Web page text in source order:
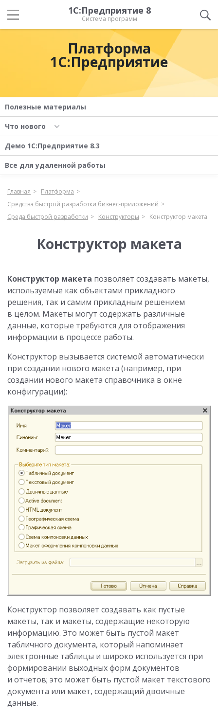
1С:Предприятие 8
Система программ
Платформа
1С:Предприятие
Полезные материалы
Что нового
Демо 1С:Предприятие 8.3
Все для удаленной работы
Главная
Платформа
Средства быстрой разработки бизнес-приложений
Среда быстрой разработки
Конструкторы Конструктор макета
Конструктор макета
Конструктор макета позволяет создавать макеты,
используемые как объектами прикладного
решения, так и самим прикладным решением
в целом. Макеты могут содержать различные
данные, которые требуются для отображения
информации в процессе работы.
Конструктор вызывается системой автоматически
при создании нового макета (например, при
создании нового макета справочника в окне
конфигурации):
Конструктор позволяет создавать как пустые
макеты, так и макеты, содержащие некоторую
информацию. Это может быть пустой макет
табличного документа, который напоминает
электронные таблицы и широко используется при
формировании выходных форм документов
и отчетов; это может быть пустой макет текстового
документа или макет, содержащий двоичные
данные.